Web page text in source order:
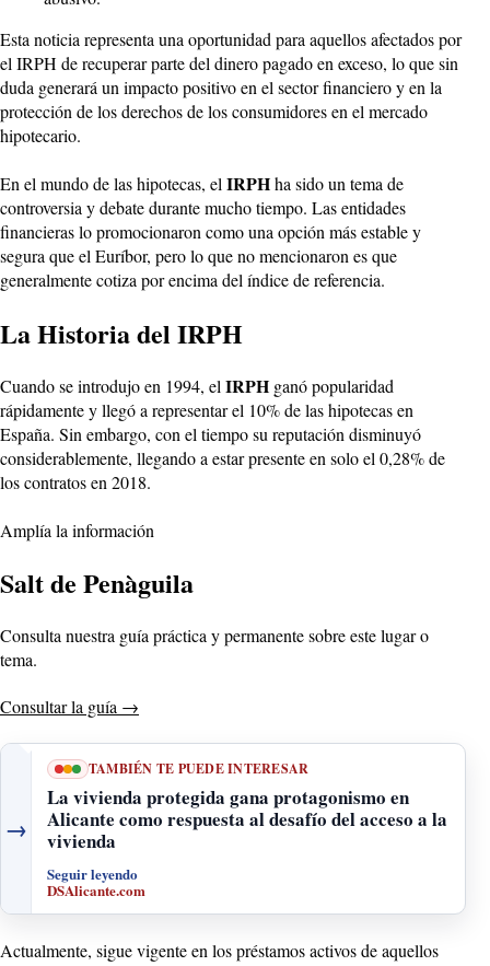
Esta noticia representa una oportunidad para aquellos afectados por
el IRPH de recuperar parte del dinero pagado en exceso, lo que sin
duda generará un impacto positivo en el sector financiero y en la
protección de los derechos de los consumidores en el mercado
hipotecario.
En el mundo de las hipotecas, el IRPHha sido un tema de
controversia y debate durante mucho tiempo. Las entidades
financieras lo promocionaron como una opción más estable y
segura que el Euríbor, pero lo que no mencionaron es que
generalmente cotiza por encima del índice de referencia.
La Historia del IRPH
Cuando se introdujo en 1994, el IRPH ganó popularidad
rápidamente y llegó a representar el 10% de las hipotecas en
España. Sin embargo, con el tiempo su reputación disminuyó
considerablemente, llegando a estar presente en solo el 0,28% de
los contratos en 2018.
Amplía la información
Salt de Penàguila
Consulta nuestra guía práctica y permanente sobre este lugar o
tema.
Consultar la guía →
→
TAMBIÉN TE PUEDE INTERESAR
La vivienda protegida gana protagonismo en
Alicante como respuesta al desafío del acceso a la
vivienda
Seguir leyendo
DSAlicante.com
Actualmente, sigue vigente en los préstamos activos de aquellos